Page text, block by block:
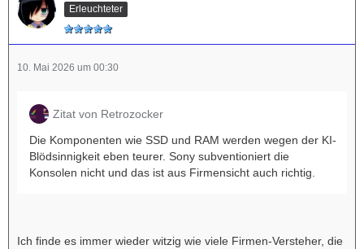
Erleuchteter
10. Mai 2026 um 00:30
Zitat von Retrozocker
Die Komponenten wie SSD und RAM werden wegen der KI-
Blödsinnigkeit eben teurer. Sony subventioniert die
Konsolen nicht und das ist aus Firmensicht auch richtig.
Ich finde es immer wieder witzig wie viele Firmen-Versteher, die